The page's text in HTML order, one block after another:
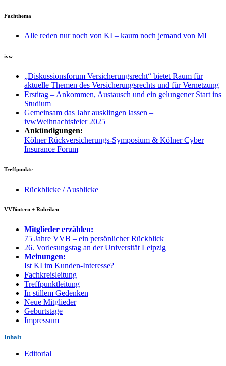
Fachthema
Alle reden nur noch von KI – kaum noch jemand von MI
ivw
„Diskussionsforum Versicherungsrecht“ bietet Raum für
aktuelle Themen des Versicherungsrechts und für Vernetzung
Erstitag – Ankommen, Austausch und ein gelungener Start ins
Studium
Gemeinsam das Jahr ausklingen lassen –
ivwWeihnachtsfeier 2025
Ankündigungen:
Kölner Rückversicherungs-Symposium & Kölner Cyber
Insurance Forum
Treffpunkte
Rückblicke / Ausblicke
VVBintern + Rubriken
Mitglieder erzählen:
75 Jahre VVB – ein persönlicher Rückblick
26. Vorlesungstag an der Universität Leipzig
Meinungen:
Ist KI im Kunden-Interesse?
Fachkreisleitung
Treffpunktleitung
In stillem Gedenken
Neue Mitglieder
Geburtstage
Impressum
Inhalt
Editorial